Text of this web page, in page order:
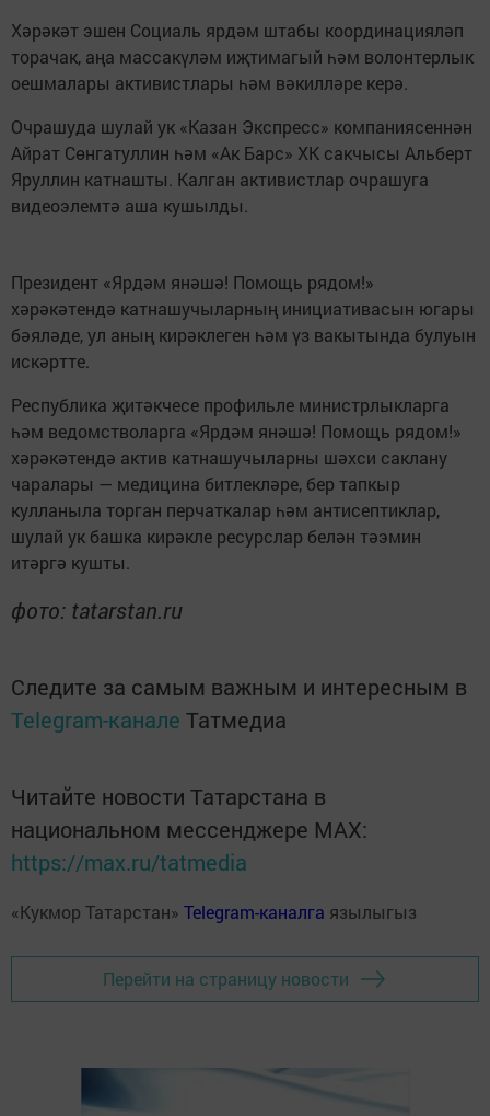
Хәрәкәт эшен Социаль ярдәм штабы координацияләп
торачак, аңа массакүләм иҗтимагый һәм волонтерлык
оешмалары активистлары һәм вәкилләре керә.
Очрашуда шулай ук «Казан Экспресс» компаниясеннән
Айрат Сөнгатуллин һәм «Ак Барс» ХК сакчысы Альберт
Яруллин катнашты. Калган активистлар очрашуга
видеоэлемтә аша кушылды.
Президент «Ярдәм янәшә! Помощь рядом!»
хәрәкәтендә катнашучыларның инициативасын югары
бәяләде, ул аның кирәклеген һәм үз вакытында булуын
искәртте.
Республика җитәкчесе профильле министрлыкларга
һәм ведомстволарга «Ярдәм янәшә! Помощь рядом!»
хәрәкәтендә актив катнашучыларны шәхси саклану
чаралары — медицина битлекләре, бер тапкыр
кулланыла торган перчаткалар һәм антисептиклар,
шулай ук башка кирәкле ресурслар белән тәэмин
итәргә кушты.
фото: tatarstan.ru
Следите за самым важным и интересным в
Telegram-канале Татмедиа
Читайте новости Татарстана в
национальном мессенджере MАХ:
https://max.ru/tatmedia
«Кукмор Татарстан» Telegram-каналга язылыгыз
Перейти на страницу новости